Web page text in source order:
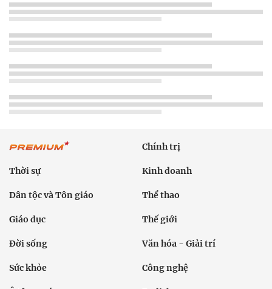
Chính trị
Thời sự Kinh doanh
Dân tộc và Tôn giáo Thể thao
Giáo dục Thế giới
Đời sống Văn hóa - Giải trí
Sức khỏe Công nghệ